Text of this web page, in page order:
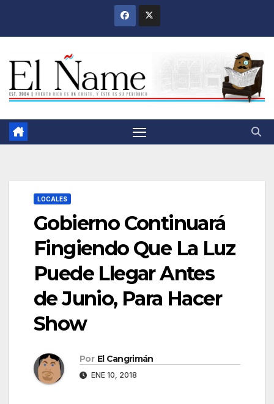
LOCALES
Gobierno Continuará
Fingiendo Que La Luz
Puede Llegar Antes
de Junio, Para Hacer
Show
Por El Cangrimán
ENE 10, 2018